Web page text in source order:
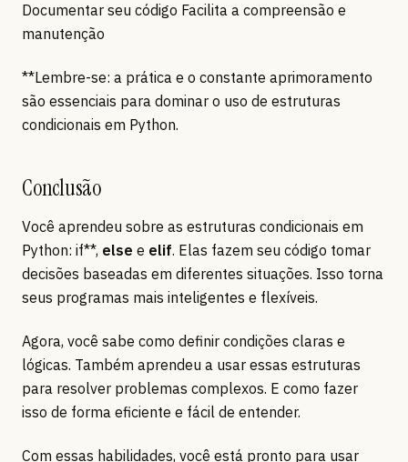
Documentar seu código Facilita a compreensão e
manutenção
**Lembre-se: a prática e o constante aprimoramento
são essenciais para dominar o uso de estruturas
condicionais em Python.
Conclusão
Você aprendeu sobre as estruturas condicionais em
Python: if**, else e elif. Elas fazem seu código tomar
decisões baseadas em diferentes situações. Isso torna
seus programas mais inteligentes e flexíveis.
Agora, você sabe como definir condições claras e
lógicas. Também aprendeu a usar essas estruturas
para resolver problemas complexos. E como fazer
isso de forma eficiente e fácil de entender.
Com essas habilidades, você está pronto para usar